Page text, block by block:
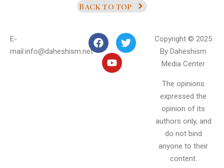
Back to top
E-
mail:info@daheshism.net
Copyright © 2025
By Daheshism
Media Center
The opinions
expressed the
opinion of its
authors only, and
do not bind
anyone to their
content.